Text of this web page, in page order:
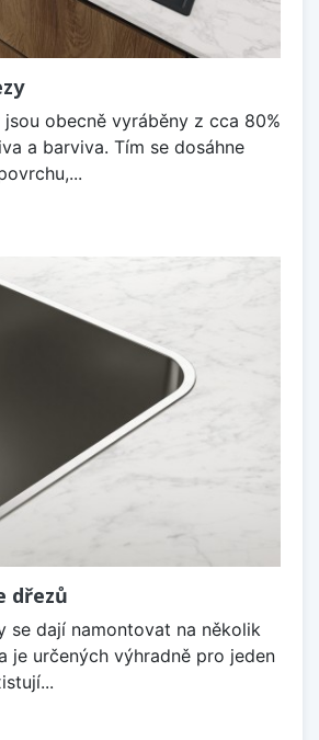
obecně vyráběny z cca 80%
a barviva. Tím se dosáhne
dřezů
se dají namontovat na několik
je určených výhradně pro jeden